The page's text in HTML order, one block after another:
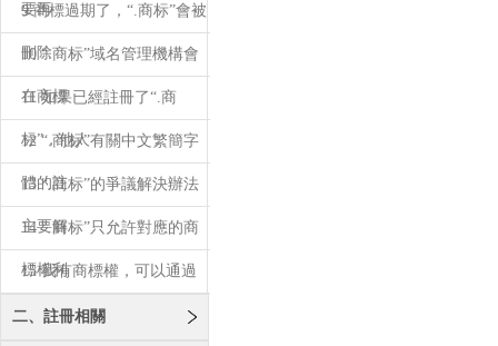
要再
9 商標過期了，“.商标”會被
刪除
10 “.商标”域名管理機構會
在商標
11 如果已經註冊了“.商
标”，他人
12 “.商标”有關中文繁簡字
體的註
13 “.商标”的爭議解決辦法
主要解
14 “.商标”只允許對應的商
標權利
15 我有商標權，可以通過
域名爭議解
二、註冊相關